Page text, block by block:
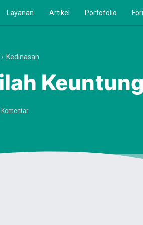
Layanan Artikel Portofolio
› Kedinasan